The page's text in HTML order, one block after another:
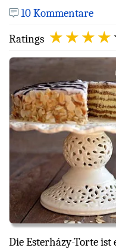
10 Kommentare
Ratings
Die Esterházy-Torte ist